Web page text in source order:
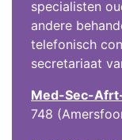
specialisten
andere
telefonisch
secretariaat
Med-Sec-
748